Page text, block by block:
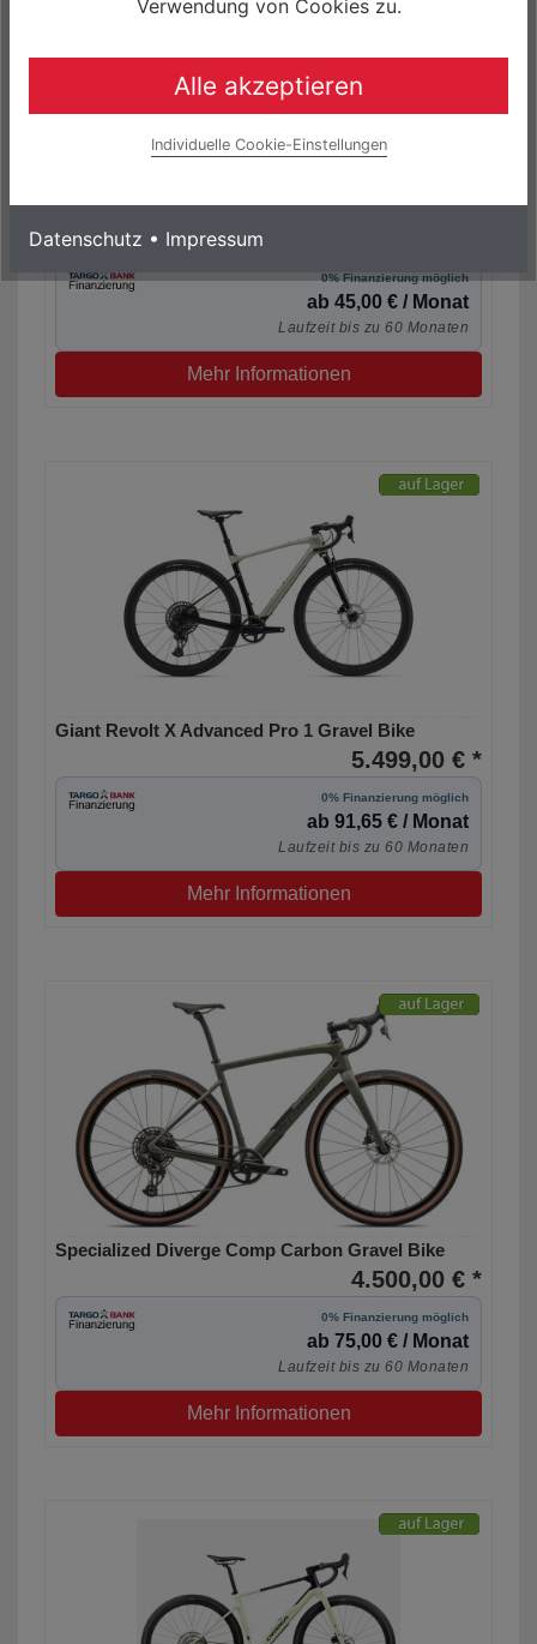
Specialized Diverge E5 Comp Gravel Bike
0% Finanzierung möglich
ab 45,00 € / Monat
Laufzeit bis zu 60 Monaten
Mehr Informationen
Giant Revolt X Advanced Pro 1 Gravel Bike
5.499,00 € *
0% Finanzierung möglich
ab 91,65 € / Monat
Laufzeit bis zu 60 Monaten
Mehr Informationen
Specialized Diverge Comp Carbon Gravel Bike
4.500,00 € *
0% Finanzierung möglich
ab 75,00 € / Monat
Laufzeit bis zu 60 Monaten
Mehr Informationen
Verwendung von Cookies zu.
Alle akzeptieren
Individuelle Cookie-Einstellungen
Datenschutz • Impressum